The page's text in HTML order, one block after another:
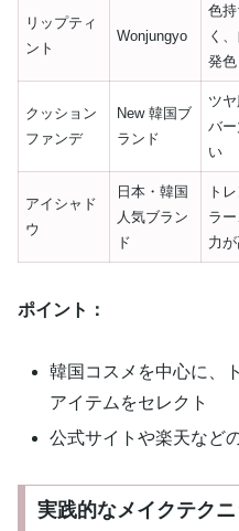
リップティ
ント
Wonjungyo
色
く
発色
クッション
ファンデ
New 韓国ブ
ランド
ツ
バ
い
アイシャド
ウ
日本・韓国
人気ブラン
ド
ト
ラ
力
ポイント：
韓国コスメを中心に、
アイテムをセレクト
公式サイトや楽天など
実践的なメイクテク